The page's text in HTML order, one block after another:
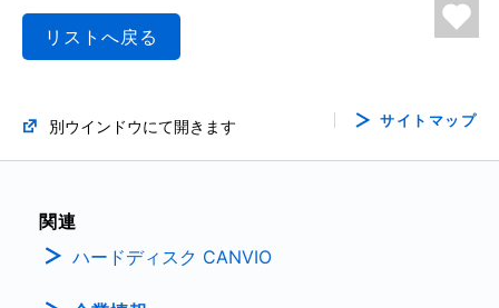
リストへ戻る
別ウインドウにて開きます サイトマップ
関連
ハードディスク CANVIO